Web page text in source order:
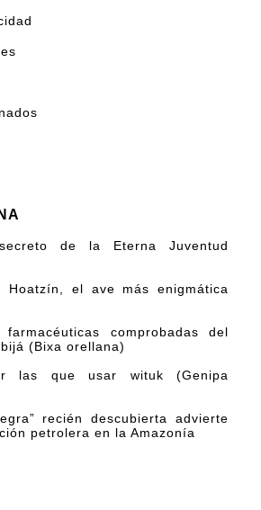
de la Eterna Juventud
Hoatzín, el ave más enigmática
comprobadas del
(Bixa orellana)
las que usar wituk (Genipa
recién descubierta advierte
petrolera en la Amazonía